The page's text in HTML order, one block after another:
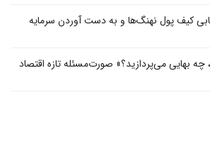
کیف پول‌ نهنگ‌ها و به دست آوردن سرمایه
چه بهایی می‌پردازید؟» صورت‌مسئله تازه اقتصاد